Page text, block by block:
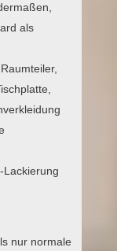
als
Lackierung
nur normale